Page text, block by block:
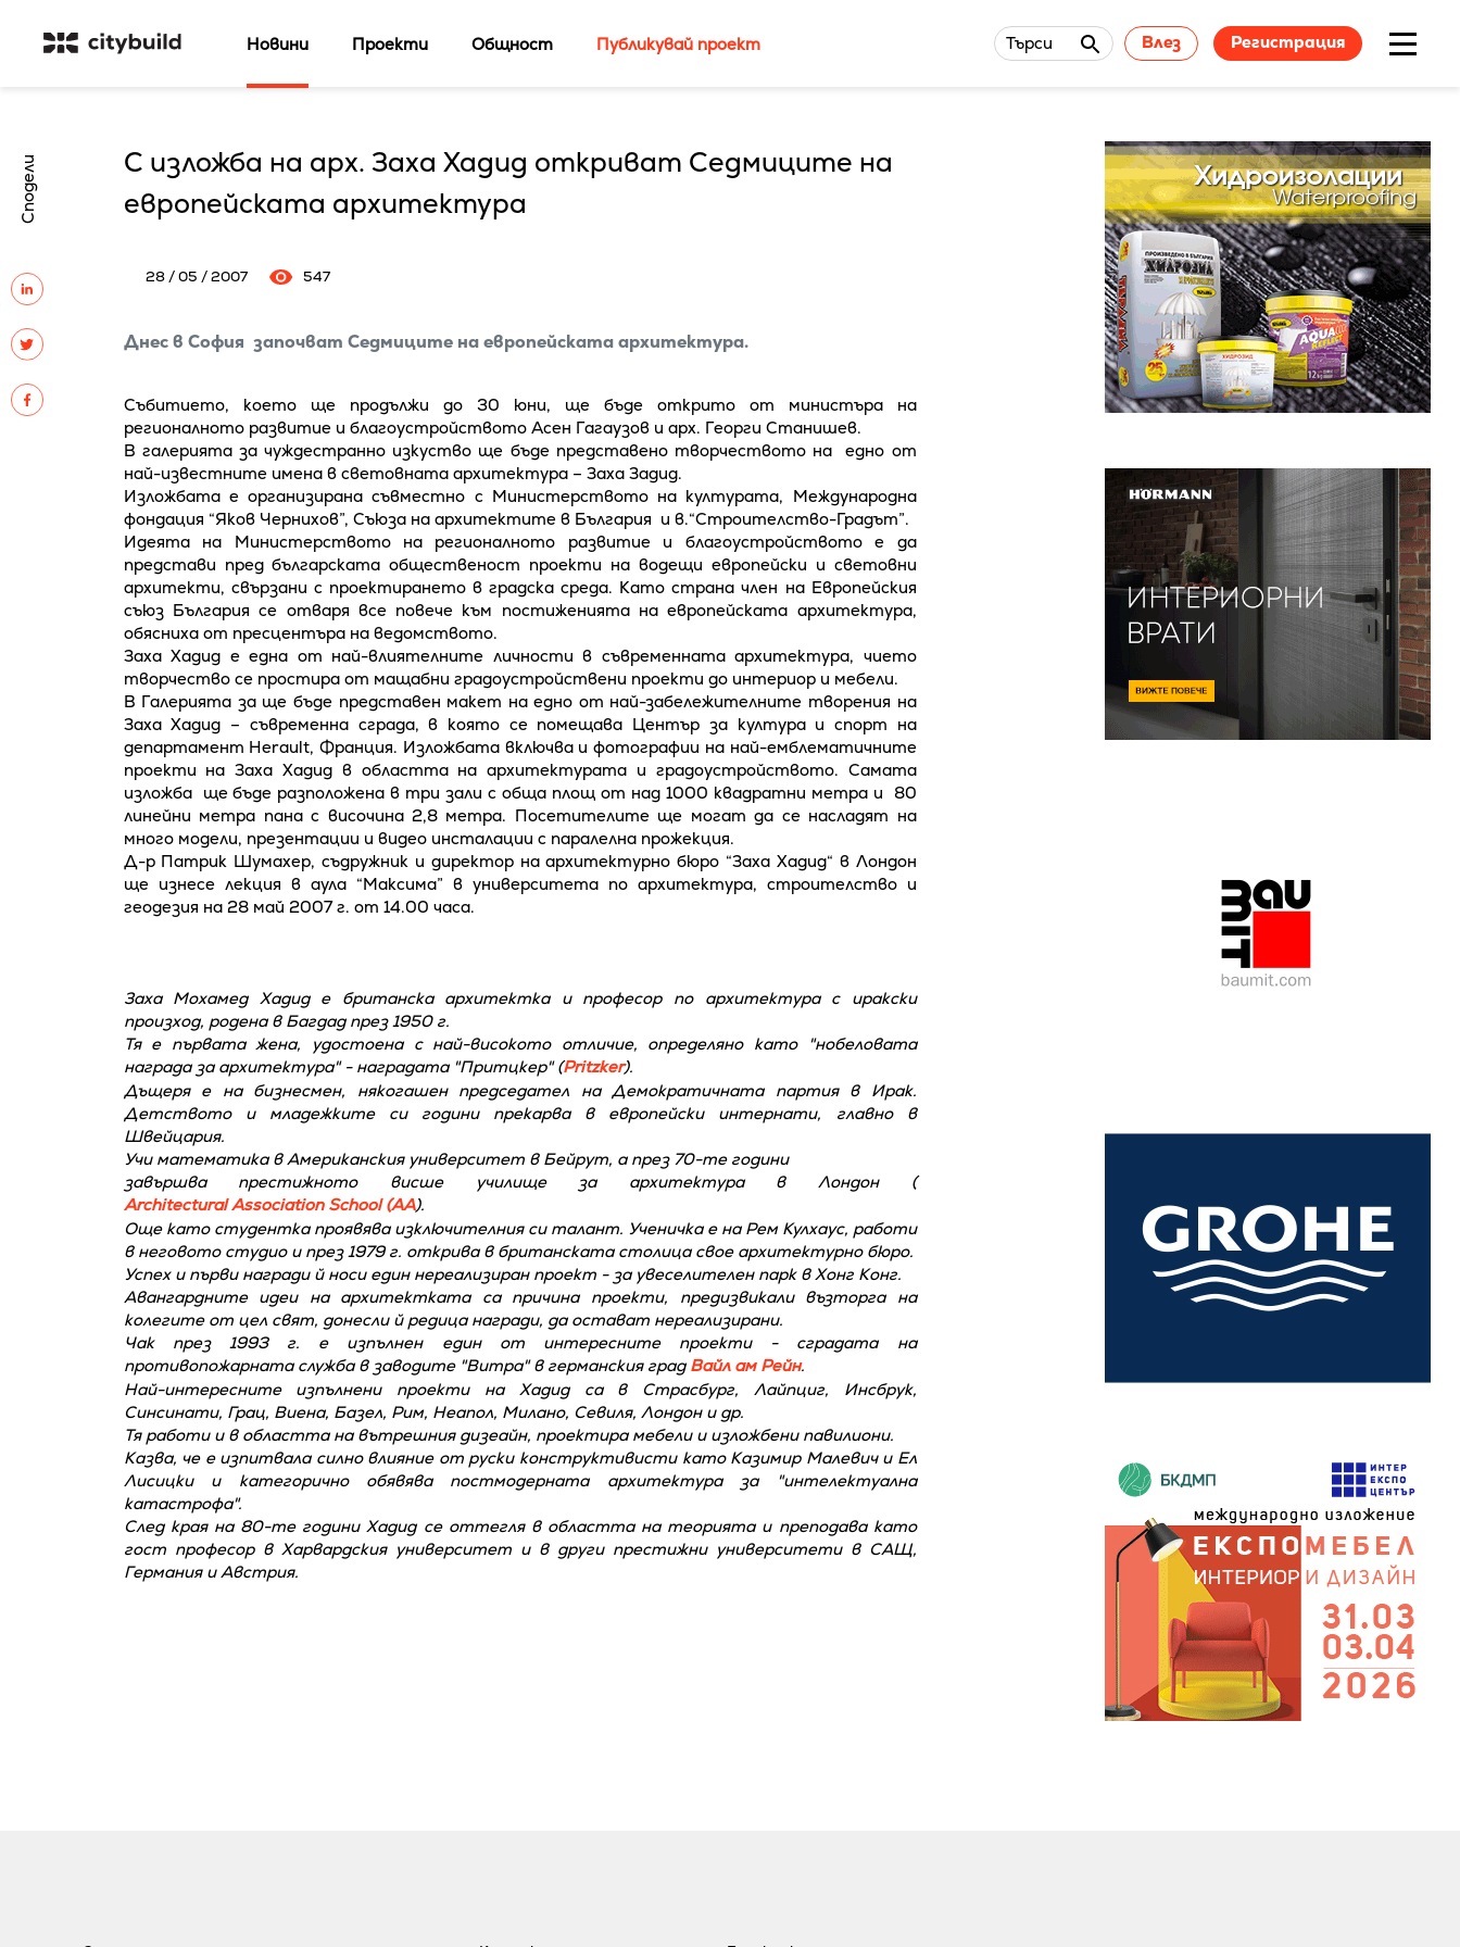
Новини Проекти Общност Публикувай проект Търси Влез Регистрация
Сподели
С изложба на арх. Заха Хадид откриват Седмиците на
европейската архитектура
28 / 05 / 2007 547
Днес в София започват Седмиците на европейската архитектура.
Събитието, което ще продължи до 30 юни, ще бъде открито от министъра на
регионалното развитие и благоустройството Асен Гагаузов и арх. Георги Станишев.
В галерията за чуждестранно изкуство ще бъде представено творчеството на едно от
най-известните имена в световната архитектура – Заха Задид.
Изложбата е организирана съвместно с Министерството на културата, Международна
фондация “Яков Чернихов”, Съюза на архитектите в България и в.“Строителство-Градът”.
Идеята на Министерството на регионалното развитие и благоустройството е да
представи пред българската общественост проекти на водещи европейски и световни
архитекти, свързани с проектирането в градска среда. Като страна член на Европейския
съюз България се отваря все повече към постиженията на европейската архитектура,
обясниха от пресцентъра на ведомството.
Заха Хадид е една от най-влиятелните личности в съвременната архитектура, чието
творчество се простира от мащабни градоустройствени проекти до интериор и мебели.
В Галерията за ще бъде представен макет на едно от най-забележителните творения на
Заха Хадид – съвременна сграда, в която се помещава Център за култура и спорт на
департамент Herault, Франция. Изложбата включва и фотографии на най-емблематичните
проекти на Заха Хадид в областта на архитектурата и градоустройството. Самата
изложба ще бъде разположена в три зали с обща площ от над 1000 квадратни метра и 80
линейни метра пана с височина 2,8 метра. Посетителите ще могат да се насладят на
много модели, презентации и видео инсталации с паралелна прожекция.
Д-р Патрик Шумахер, съдружник и директор на архитектурно бюро “Заха Хадид“ в Лондон
ще изнесе лекция в аула “Максима” в университета по архитектура, строителство и
геодезия на 28 май 2007 г. от 14.00 часа.
Заха Мохамед Хадид е британска архитектка и професор по архитектура с иракски
произход, родена в Багдад през 1950 г.
Тя е първата жена, удостоена с най-високото отличие, определяно като "нобеловата
награда за архитектура" - наградата "Притцкер" (Pritzker).
Дъщеря е на бизнесмен, някогашен председател на Демократичната партия в Ирак.
Детството и младежките си години прекарва в европейски интернати, главно в
Швейцария.
Учи математика в Американския университет в Бейрут, а през 70-те години
завършва престижното висше училище за архитектура в Лондон (
Architectural Association School (AA).
Още като студентка проявява изключителния си талант. Ученичка е на Рем Кулхаус, работи
в неговото студио и през 1979 г. открива в британската столица свое архитектурно бюро.
Успех и първи награди й носи един нереализиран проект - за увеселителен парк в Хонг Конг.
Авангардните идеи на архитектката са причина проекти, предизвикали възторга на
колегите от цел свят, донесли й редица награди, да остават нереализирани.
Чак през 1993 г. е изпълнен един от интересните проекти - сградата на
противопожарната служба в заводите "Витра" в германския град Вайл ам Рейн.
Най-интересните изпълнени проекти на Хадид са в Страсбург, Лайпциг, Инсбрук,
Синсинати, Грац, Виена, Базел, Рим, Неапол, Милано, Севиля, Лондон и др.
Тя работи и в областта на вътрешния дизеайн, проектира мебели и изложбени павилиони.
Казва, че е изпитвала силно влияние от руски конструктивисти като Казимир Малевич и Ел
Лисицки и категорично обявява постмодерната архитектура за "интелектуална
катастрофа".
След края на 80-те години Хадид се оттегля в областта на теорията и преподава като
гост професор в Харвардския университет и в други престижни университети в САЩ,
Германия и Австрия.